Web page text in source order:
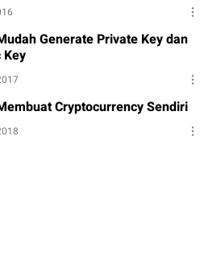
Generate Private Key dan
Key
Cryptocurrency Sendiri